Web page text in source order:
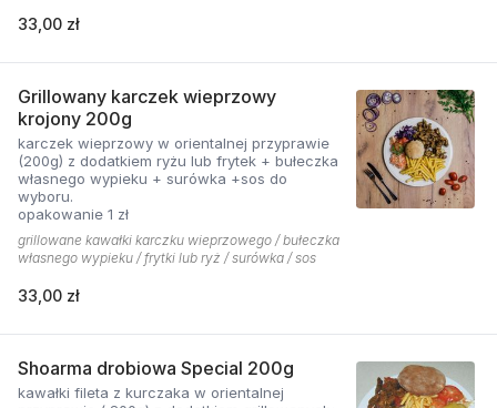
33,00 zł
Grillowany karczek wieprzowy
krojony 200g
karczek wieprzowy w orientalnej przyprawie
(200g) z dodatkiem ryżu lub frytek + bułeczka
własnego wypieku + surówka +sos do
wyboru.
opakowanie 1 zł
grillowane kawałki karczku wieprzowego / bułeczka
własnego wypieku / frytki lub ryż / surówka / sos
33,00 zł
Shoarma drobiowa Special 200g
kawałki fileta z kurczaka w orientalnej